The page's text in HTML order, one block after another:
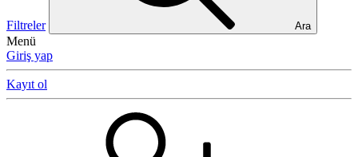
Filtreler Ara
Menü
Giriş yap
Kayıt ol